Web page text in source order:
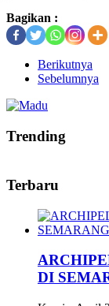
Bagikan :
Berikutnya
Sebelumnya
Trending
Terbaru
DI